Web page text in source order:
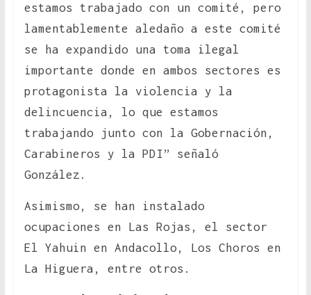
estamos trabajado con un comité, pero
lamentablemente aledaño a este comité
se ha expandido una toma ilegal
importante donde en ambos sectores es
protagonista la violencia y la
delincuencia, lo que estamos
trabajando junto con la Gobernación,
Carabineros y la PDI” señaló
González.
Asimismo, se han instalado
ocupaciones en Las Rojas, el sector
El Yahuin en Andacollo, Los Choros en
La Higuera, entre otros.